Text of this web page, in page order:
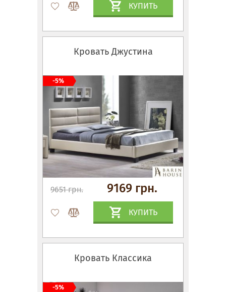
КУПИТЬ
Кровать Джустина
9651 грн. 9169 грн.
КУПИТЬ
-5%
Кровать Классика
-5%